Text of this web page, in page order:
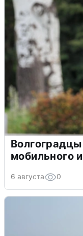
мобильного
6 августа 0